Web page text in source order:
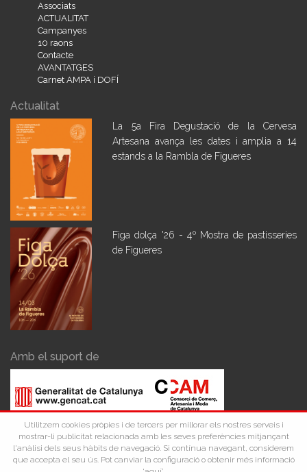
Associats
ACTUALITAT
Campanyes
10 raons
Contacte
AVANTATGES
Carnet AMPA i DOFÍ
Actualitat
La 5a Fira Degustació de la Cervesa
Artesana avança les dates i amplia a 14
estands a la Rambla de Figueres
Figa dolça '26 - 4º Mostra de pastisseries
de Figueres
Amb el suport de
Utilitzem cookies pròpies i de tercers per millorar els nostres serveis i
mostrar-li publicitat relacionada amb les seves preferències mitjançant
l'anàlisi dels seus hàbits de navegació. Si contínua navegant, considerem
que accepta el seu ús. Pot canviar la configuració o obtenir més informació